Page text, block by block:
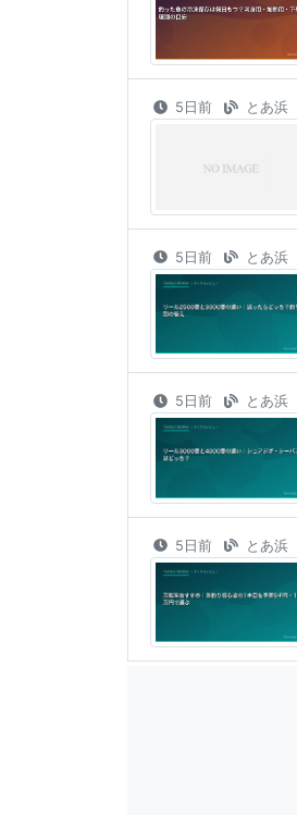
5日前 とあ浜
5日前 とあ浜
5日前 とあ浜
5日前 とあ浜